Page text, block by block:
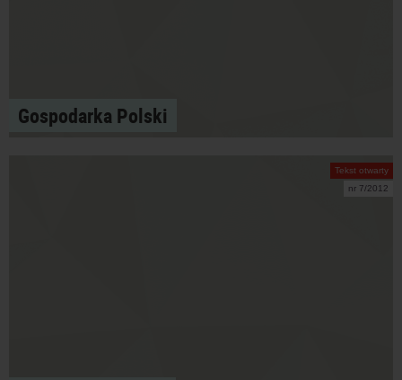
Gospodarka Polski
Tekst otwarty
nr 7/2012